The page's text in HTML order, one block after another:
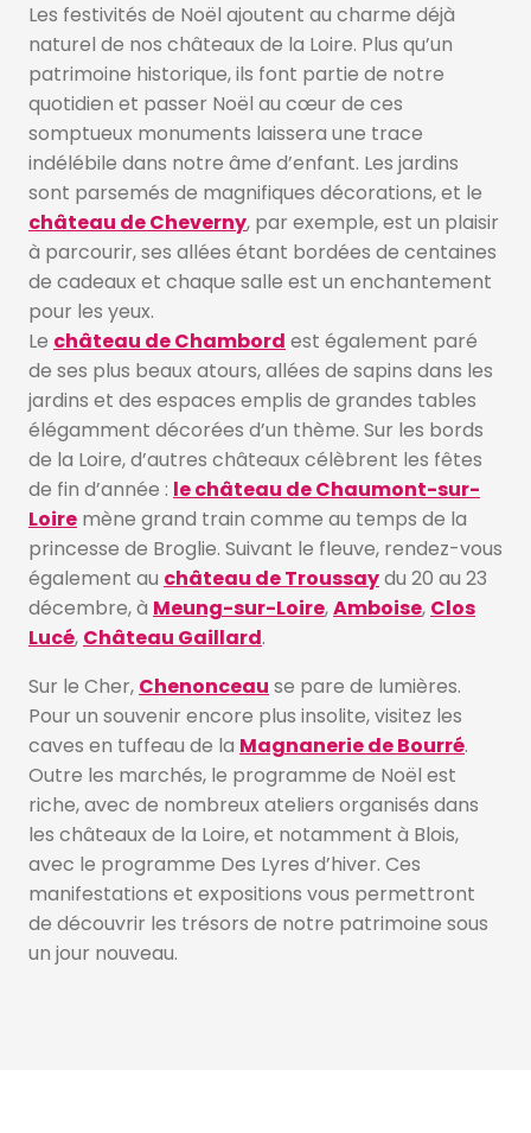
Les festivités de Noël ajoutent au charme déjà
naturel de nos châteaux de la Loire. Plus qu’un
patrimoine historique, ils font partie de notre
quotidien et passer Noël au cœur de ces
somptueux monuments laissera une trace
indélébile dans notre âme d’enfant. Les jardins
sont parsemés de magnifiques décorations, et le
château de Cheverny, par exemple, est un plaisir
à parcourir, ses allées étant bordées de centaines
de cadeaux et chaque salle est un enchantement
pour les yeux.
Le château de Chambord est également paré
de ses plus beaux atours, allées de sapins dans les
jardins et des espaces emplis de grandes tables
élégamment décorées d’un thème. Sur les bords
de la Loire, d’autres châteaux célèbrent les fêtes
de fin d’année : le château de Chaumont-sur-
Loire mène grand train comme au temps de la
princesse de Broglie. Suivant le fleuve, rendez-vous
également au château de Troussaydu 20 au 23
décembre, à Meung-sur-Loire,Amboise, Clos
Lucé, Château Gaillard.
Sur le Cher, Chenonceau se pare de lumières.
Pour un souvenir encore plus insolite, visitez les
caves en tuffeau de la Magnanerie de Bourré.
Outre les marchés, le programme de Noël est
riche, avec de nombreux ateliers organisés dans
les châteaux de la Loire, et notamment à Blois,
avec le programme Des Lyres d’hiver. Ces
manifestations et expositions vous permettront
de découvrir les trésors de notre patrimoine sous
un jour nouveau.